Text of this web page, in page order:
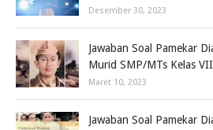
Desember 30, 2023
Jawaban Soal Pamekar
Murid SMP/MTs Kelas
Maret 10, 2023
Jawaban Soal Pamekar